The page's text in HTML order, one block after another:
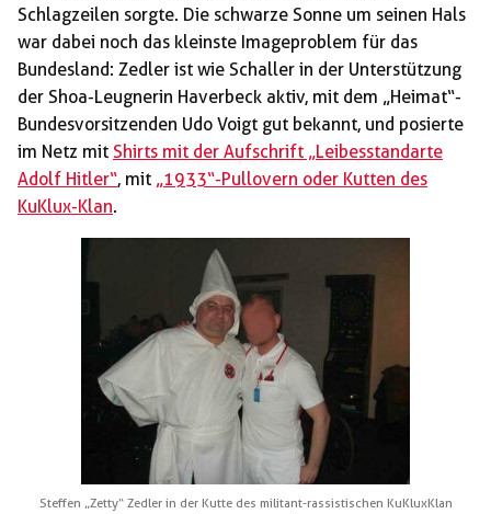
Schlagzeilen sorgte. Die schwarze Sonne um seinen Hals
war dabei noch das kleinste Imageproblem für das
Bundesland: Zedler ist wie Schaller in der Unterstützung
der Shoa-Leugnerin Haverbeck aktiv, mit dem „Heimat“-
Bundesvorsitzenden Udo Voigt gut bekannt, und posierte
im Netz mit Shirts mit der Aufschrift „Leibesstandarte
Adolf Hitler“, mit „1933“-Pullovern oder Kutten des
KuKlux-Klan.
Steffen „Zetty“ Zedler in der Kutte des militant-rassistischen KuKluxKlan